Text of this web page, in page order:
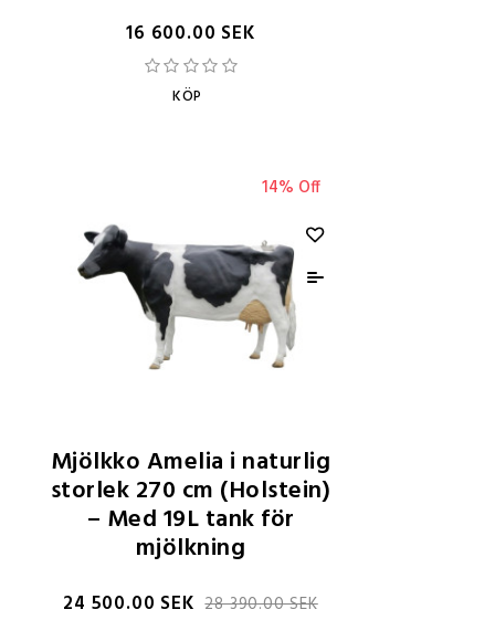
16 600.00 SEK
KÖP
14% Off
Mjölkko Amelia i naturlig
storlek 270 cm (Holstein)
– Med 19L tank för
mjölkning
24 500.00 SEK 28 390.00 SEK